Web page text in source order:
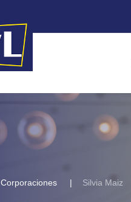
Corporaciones Silvia Maiz